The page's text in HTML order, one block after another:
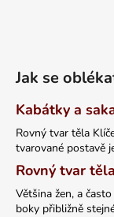
Jak se
Kabátky a
Rovný tvar těla
tvarované postavě
Rovný tvar těla
Většina žen, a
boky přibližně